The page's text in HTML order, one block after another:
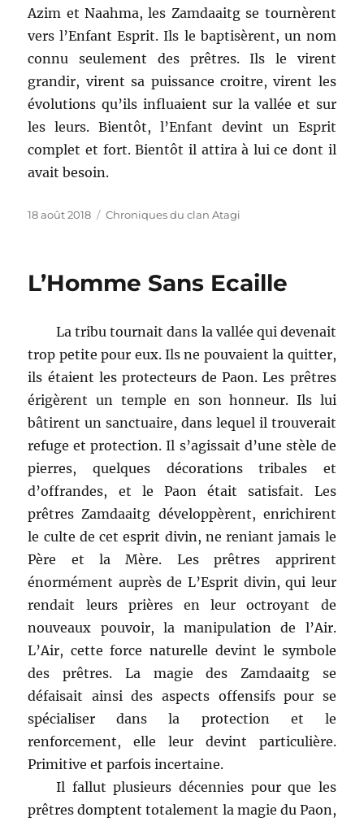
Azim et Naahma, les Zamdaaitg se tournèrent
vers l’Enfant Esprit. Ils le baptisèrent, un nom
connu seulement des prêtres. Ils le virent
grandir, virent sa puissance croitre, virent les
évolutions qu’ils influaient sur la vallée et sur
les leurs. Bientôt, l’Enfant devint un Esprit
complet et fort. Bientôt il attira à lui ce dont il
avait besoin.
Publié
18 août 2018 Catégories
Chroniques du clan Atagi
L’Homme Sans Ecaille
La tribu tournait dans la vallée qui devenait
trop petite pour eux. Ils ne pouvaient la quitter,
ils étaient les protecteurs de Paon. Les prêtres
érigèrent un temple en son honneur. Ils lui
bâtirent un sanctuaire, dans lequel il trouverait
refuge et protection. Il s’agissait d’une stèle de
pierres, quelques décorations tribales et
d’offrandes, et le Paon était satisfait. Les
prêtres Zamdaaitg développèrent, enrichirent
le culte de cet esprit divin, ne reniant jamais le
Père et la Mère. Les prêtres apprirent
énormément auprès de L’Esprit divin, qui leur
rendait leurs prières en leur octroyant de
nouveaux pouvoir, la manipulation de l’Air.
L’Air, cette force naturelle devint le symbole
des prêtres. La magie des Zamdaaitg se
défaisait ainsi des aspects offensifs pour se
spécialiser dans la protection et le
renforcement, elle leur devint particulière.
Primitive et parfois incertaine.
Il fallut plusieurs décennies pour que les
prêtres domptent totalement la magie du Paon,